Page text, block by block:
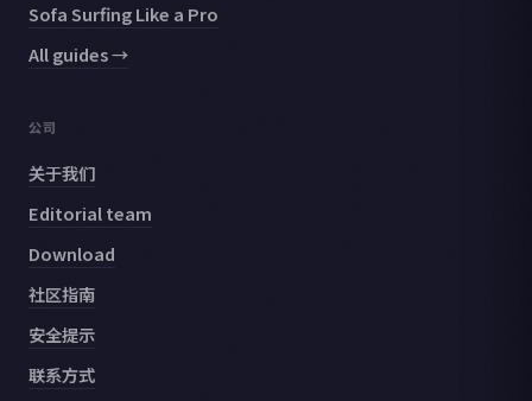
Sofa Surfing Like a Pro
All guides →
公司
关于我们
Editorial team
Download
社区指南
安全提示
联系方式